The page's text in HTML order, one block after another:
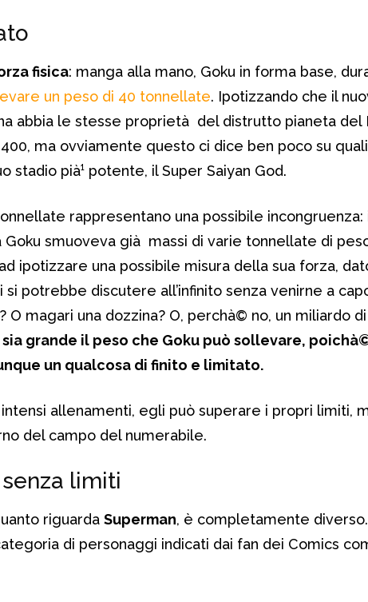
fisica: manga alla mano, Goku in forma base,
un peso di 40 tonnellate. Ipotizzando che il
abbia le stesse proprietà del distrutto pianeta del
ma ovviamente questo ci dice ben poco su
stadio pià¹ potente, il Super Saiyan God.
rappresentano una possibile
smuoveva già massi di varie tonnellate di
ipotizzare una possibile misura della sua forza,
potrebbe discutere all’infinito senza venirne a
O magari una dozzina? O, perchà© no, un miliardo
grande il peso che Goku può sollevare,
un qualcosa di finito e limitato.
intensi allenamenti, egli può superare i propri limiti,
del campo del numerabile.
limiti
riguarda Superman, è completamente
di personaggi indicati dai fan dei Comics